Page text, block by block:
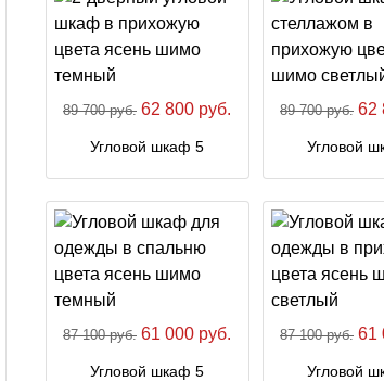
89 700 руб. 62 800 руб.
Угловой шкаф 5
89 700 руб. 62
Угловой
87 100 руб. 61 000 руб.
Угловой шкаф 5
87 100 руб. 61
Угловой